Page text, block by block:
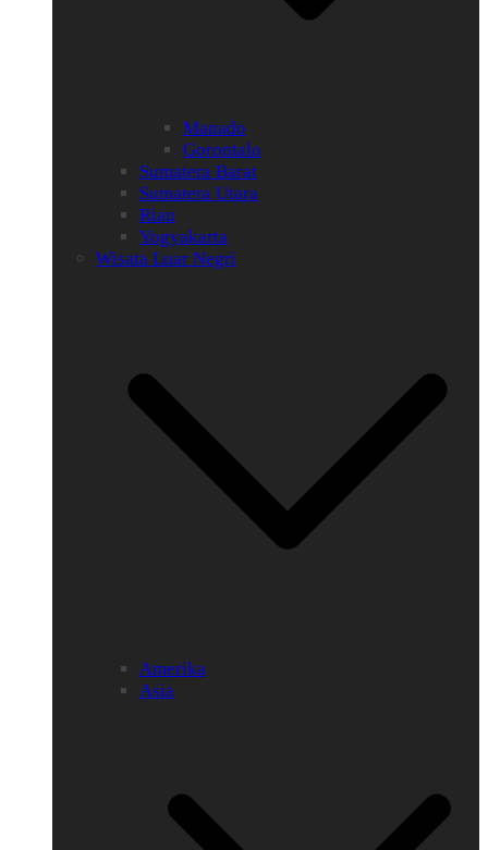
Manado
Gorontalo
Sumatera Barat
Sumatera Utara
Riau
Yogyakarta
Wisata Luar Negri
Amerika
Asia